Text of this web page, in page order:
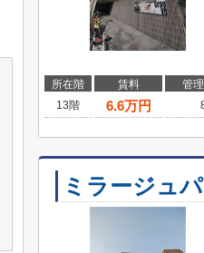
所在階 賃料
管
13階
6.6万円
ミラージュ